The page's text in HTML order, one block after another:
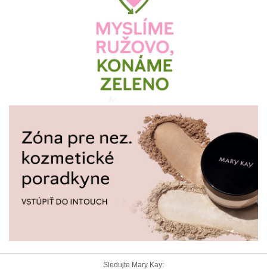
Sledujte Mary Kay: